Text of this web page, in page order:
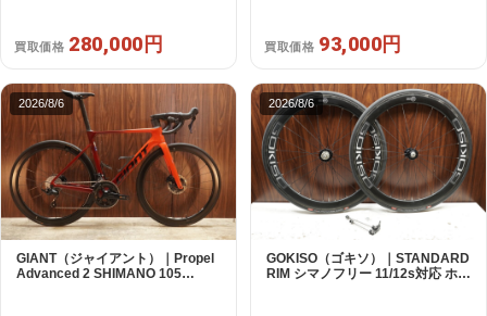
買取価格 280,000円 買取価格 93,000円
2026/8/6
GIANT（ジャイアント）｜Propel
Advanced 2 SHIMANO 105
2026/8/6
GOKISO（ゴキソ）｜STANDARD
RIM シマノフリー 11/12s対応 ホイ